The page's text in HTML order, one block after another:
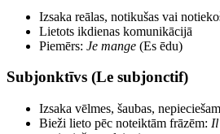
Izsaka reālas, notikušas vai
Lietots ikdienas komunikācijā
Piemērs: Je mange (Es ēdu)
Subjonktīvs (Le subjonctif)
Izsaka vēlmes, šaubas,
Bieži lieto pēc noteiktām frāzēm: